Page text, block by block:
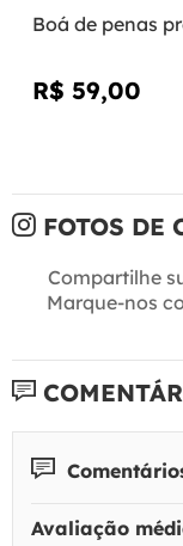
Boá de penas
R$ 59,00
FOTOS DE
Compartilhe
Marque-nos
Avaliação